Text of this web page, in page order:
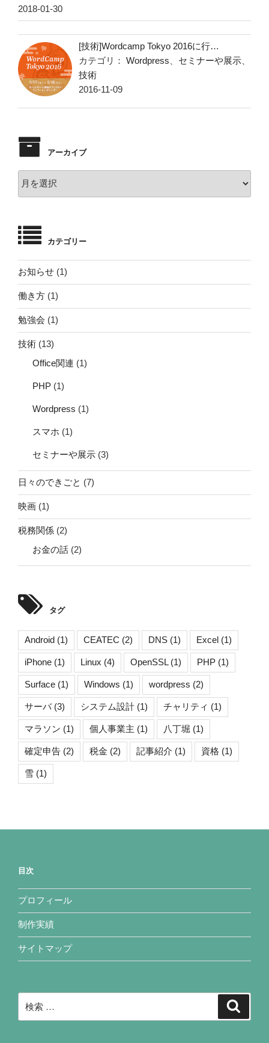
2018-01-30
[技術]Wordcamp Tokyo 2016に行…
カテゴリ：Wordpress セミナーや展示
技術
2016-11-09
アーカイブ
ー
ブ
カテゴリー
お知らせ (1)
働き方 (1)
勉強会 (1)
技術 (13)
Office関連 (1)
PHP (1)
Wordpress (1)
スマホ (1)
セミナーや展示 (3)
日々のできごと (7)
映画 (1)
税務関係 (2)
お金の話 (2)
タグ
Android (1) CEATEC (2) DNS (1) Excel (1)
iPhone (1) Linux (4) OpenSSL(1) PHP (1)
Surface (1) Windows (1) wordpress (2)
サーバ(3) システム設計 (1) チャリティ (1)
マラソン (1) 個人事業主 (1) 八丁堀 (1)
確定申告 (2) 税金 (2) 記事紹介 (1) 資格 (1)
雪 (1)
目次
プロフィール
制作実績
サイトマップ
索: